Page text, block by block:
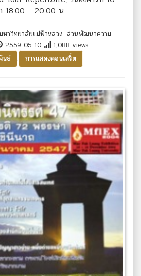
18.00 – 20.00 น....
มหาวิทยาลัยแม่ฟ้าหลวง. ส่วนพัฒนาความ
2559-05-10
1,088 views
นธ์
, การแสดงคอนเสริ์ต